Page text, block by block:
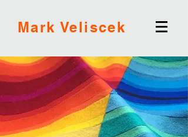
Mark Veliscek